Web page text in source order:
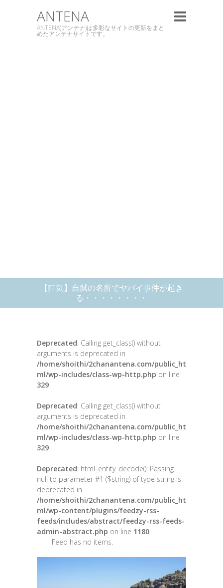
ANTENA
ANTENA(アンテナ)は多彩なサイトの更新をまと
めたアンテナサイトです。
【狂気】自弑の名所でヤバイ事件が起き
る・・・・・・・・
Deprecated: Calling get_class() without
arguments is deprecated in
/home/shoithi/2chanantena.com/public_ht
ml/wp-includes/class-wp-http.php on line
329
Deprecated: Calling get_class() without
arguments is deprecated in
/home/shoithi/2chanantena.com/public_ht
ml/wp-includes/class-wp-http.php on line
329
Deprecated: html_entity_decode(): Passing
null to parameter #1 ($string) of type string is
deprecated in
/home/shoithi/2chanantena.com/public_ht
ml/wp-content/plugins/feedzy-rss-
feeds/includes/abstract/feedzy-rss-feeds-
admin-abstract.php on line 1180
Feed has no items.